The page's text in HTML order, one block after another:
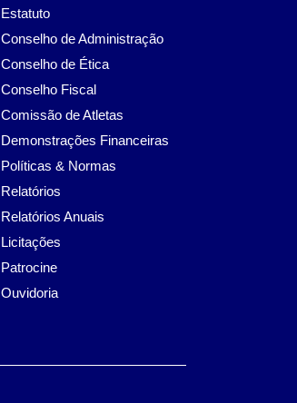
Estatuto
Conselho de Administração
Conselho de Ética
Conselho Fiscal
Comissão de Atletas
Demonstrações Financeiras
Políticas & Normas
Relatórios
Relatórios Anuais
Licitações
Patrocine
Ouvidoria